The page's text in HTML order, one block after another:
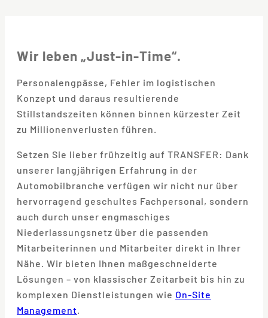
Wir leben „Just-in-Time“.
Personalengpässe, Fehler im logistischen
Konzept und daraus resultierende
Stillstandszeiten können binnen kürzester Zeit
zu Millionenverlusten führen.
Setzen Sie lieber frühzeitig auf TRANSFER: Dank
unserer langjährigen Erfahrung in der
Automobilbranche verfügen wir nicht nur über
hervorragend geschultes Fachpersonal, sondern
auch durch unser engmaschiges
Niederlassungsnetz über die passenden
Mitarbeiterinnen und Mitarbeiter direkt in Ihrer
Nähe. Wir bieten Ihnen maßgeschneiderte
Lösungen – von klassischer Zeitarbeit bis hin zu
komplexen Dienstleistungen wie On-Site
Management.